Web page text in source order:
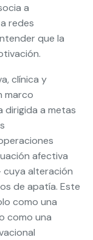
a
redes
que la
clínica y
marco
dirigida a metas
afectiva
cuya alteración
de apatía. Este
como una
como una